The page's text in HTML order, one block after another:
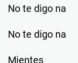
No te digo na
No te digo na
Mientes